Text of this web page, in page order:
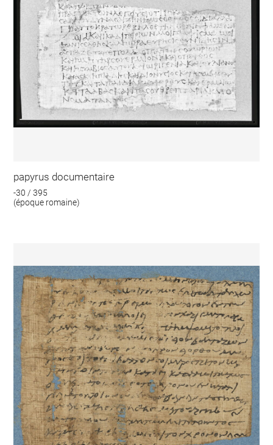
papyrus documentaire
-30 / 395
(époque romaine)